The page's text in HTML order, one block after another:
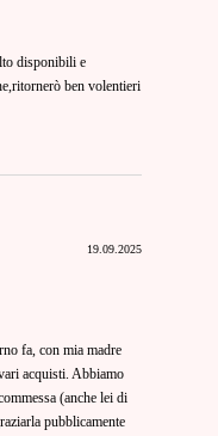
disponibili e
ben volentieri
19.09.2025
fa, con mia madre
acquisti. Abbiamo
(anche lei di
pubblicamente